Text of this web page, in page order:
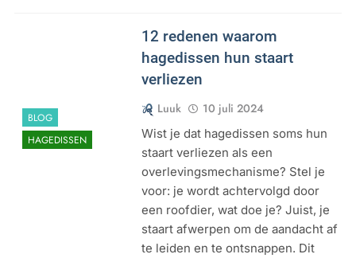
BLOG
HAGEDISSEN
12 redenen waarom
hagedissen hun staart
verliezen
Luuk 10 juli 2024
Wist je dat hagedissen soms hun
staart verliezen als een
overlevingsmechanisme? Stel je
voor: je wordt achtervolgd door
een roofdier, wat doe je? Juist, je
staart afwerpen om de aandacht af
te leiden en te ontsnappen. Dit